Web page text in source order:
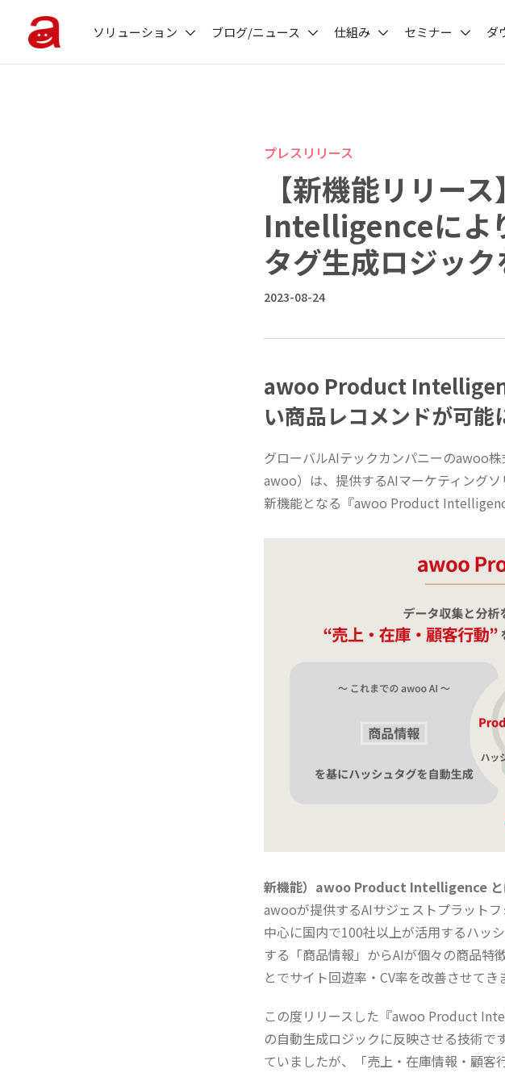
ソリューション ブログ/ニュース 仕組み セミナー ダ
プレスリリース
【新機能リリー
Intelligenceによ
タグ生成ロジッ
2023-08-24
awoo Product
い商品レコメンドが可能
グローバルAIテックカンパニーのawoo
awoo）は、提供するAIマーケティング
新機能となる『awoo Product
新機能）awoo Product Intelligence と
awooが提供するAIサジェストプラット
中心に国内で100社以上が活用するハッ
する「商品情報」からAIが個々の商品特
とでサイト回遊率・CV率を改善させてき
この度リリースした『awoo Product
の自動生成ロジックに反映させる技術で
ていましたが、「売上・在庫情報・顧